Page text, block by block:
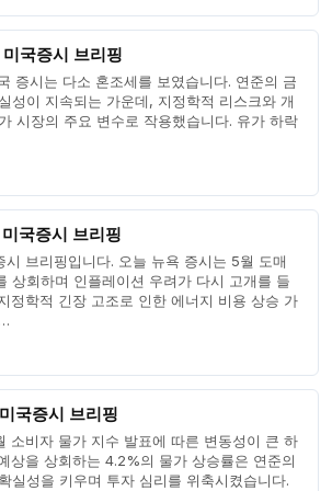
국증시 브리핑
증시는 다소 혼조세를 보였습니다. 연준의 금
성이 지속되는 가운데, 지정학적 리스크와 개
시장의 주요 변수로 작용했습니다. 유가 하락
국증시 브리핑
시 브리핑입니다. 오늘 뉴욕 증시는 5월 도매
상회하며 인플레이션 우려가 다시 고개를 들
정학적 긴장 고조로 인한 에너지 비용 상승 가
국증시 브리핑
소비자 물가 지수 발표에 따른 변동성이 큰 하
상을 상회하는 4.2%의 물가 상승률은 연준의
실성을 키우며 투자 심리를 위축시켰습니다.